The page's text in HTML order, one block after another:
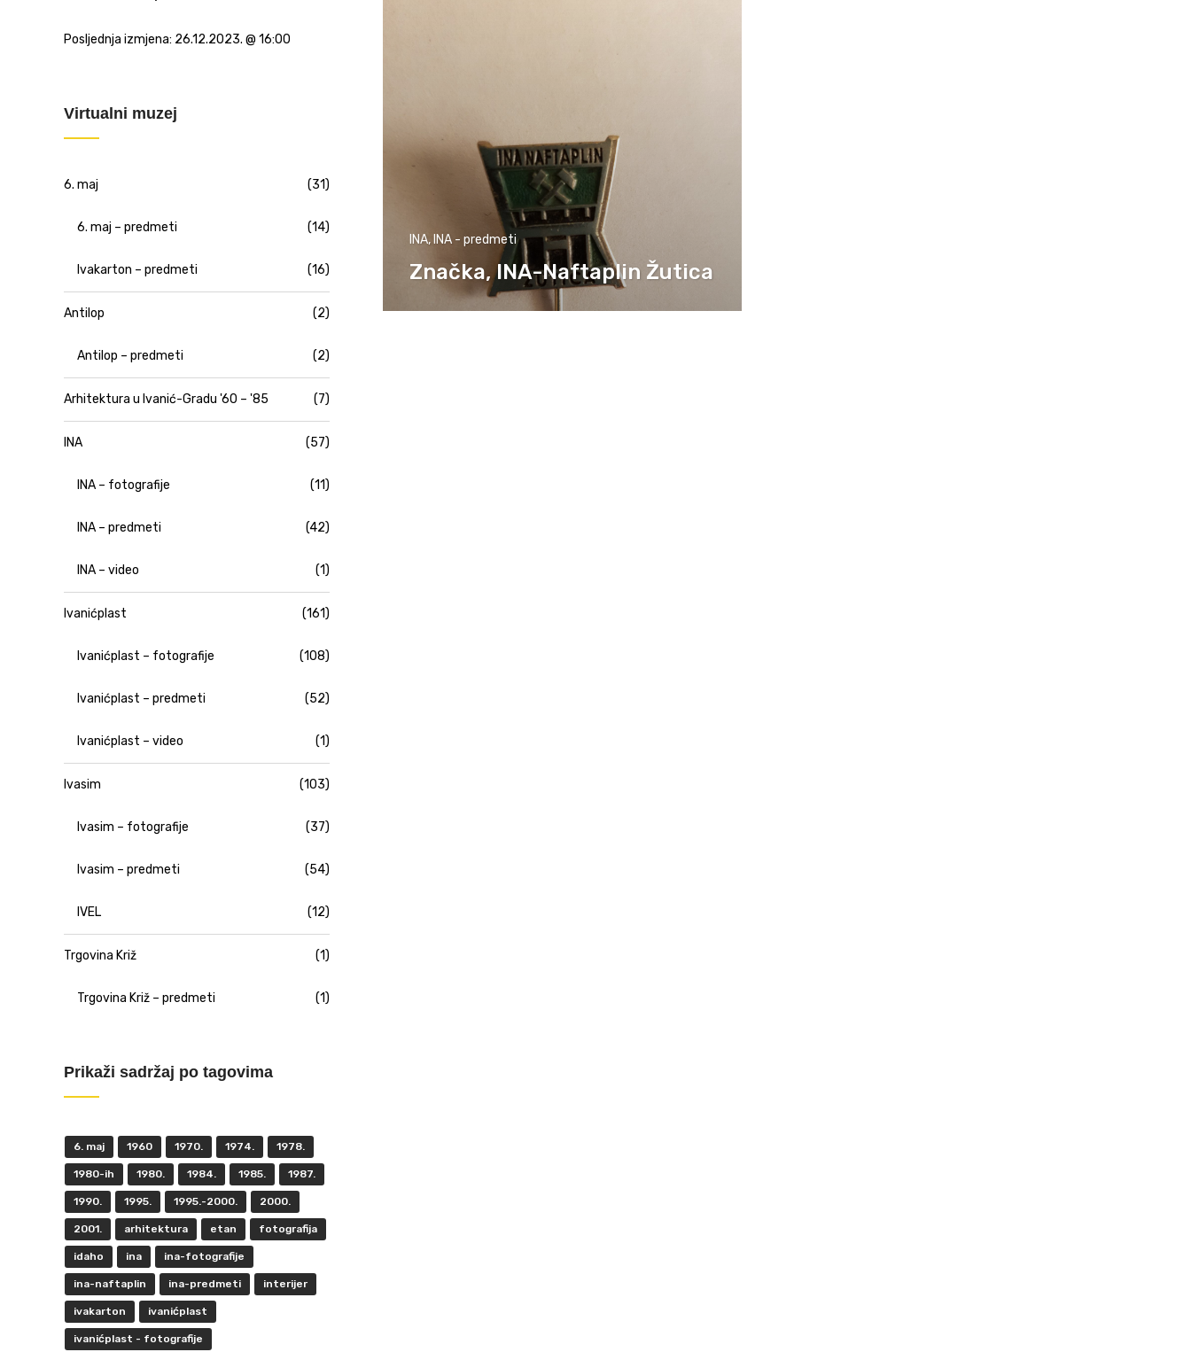
INA, INA - predmeti
Značka, INA-Naftaplin Žutica
Posljednja izmjena: 26.12.2023. @ 16:00
Virtualni muzej
6. maj (31)
6. maj – predmeti (14)
Ivakarton – predmeti (16)
Antilop (2)
Antilop – predmeti (2)
Arhitektura u Ivanić-Gradu '60 – '85 (7)
INA (57)
INA – fotografije (11)
INA – predmeti (42)
INA – video (1)
Ivanićplast (161)
Ivanićplast – fotografije (108)
Ivanićplast – predmeti (52)
Ivanićplast – video (1)
Ivasim (103)
Ivasim – fotografije (37)
Ivasim – predmeti (54)
IVEL (12)
Trgovina Križ (1)
Trgovina Križ – predmeti (1)
Prikaži sadržaj po tagovima
6. maj 1960 1970. 1974. 1978.
1980-ih 1980. 1984. 1985. 1987.
1990. 1995. 1995.-2000. 2000.
2001. arhitektura etan fotografija
idaho ina ina-fotografije
ina-naftaplin ina-predmeti interijer
ivakarton ivanićplast
ivanićplast - fotografije